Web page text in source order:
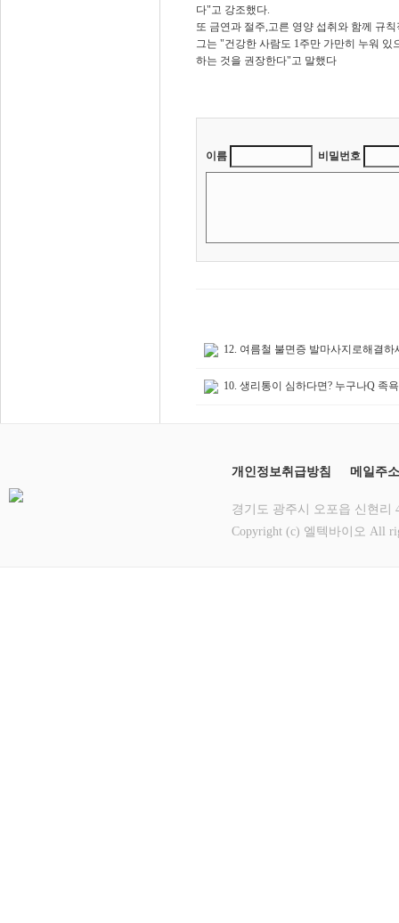
다"고 강조했다.
또 금연과 절주,고른 영양 섭취와 함께 규
그는 "건강한 사람도 1주만 가만히 누워
하는 것을 권장한다"고 말했다​
이름 비밀번호
12. 여름철 불면증 발마사지로해결하
10. 생리통이 심하다면? 누구나Q 족
개인정보취급방침 메일주
경기도 광주시 오포읍 신현
Copyright (c) 엘텍바이오 All